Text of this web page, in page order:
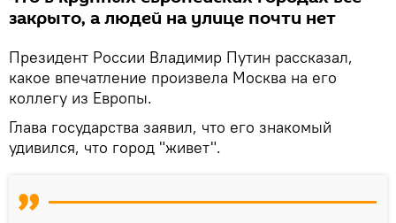
закрыто, а людей на улице почти нет
Президент России Владимир Путин рассказал,
какое впечатление произвела Москва на его
коллегу из Европы.
Глава государства заявил, что его знакомый
удивился, что город "живет".